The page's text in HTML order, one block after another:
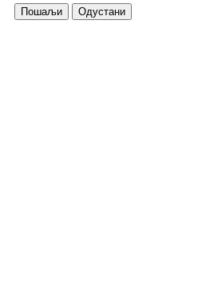
Пошаљи Одустани